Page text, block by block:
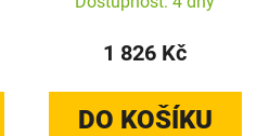
1 826 Kč
DO KOŠÍKU